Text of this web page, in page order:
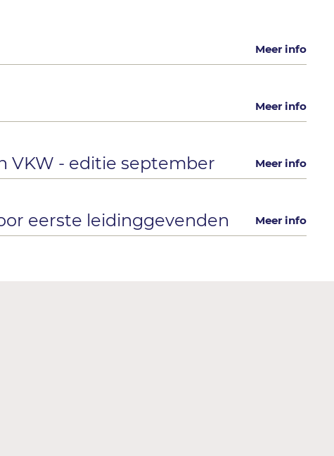
Meer info
Meer info
VKW - editie september Meer info
eerste leidinggevenden Meer info